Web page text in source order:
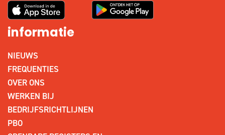
informatie
NIEUWS
FREQUENTIES
OVER ONS
WERKEN BIJ
BEDRIJFSRICHTLIJNEN
PBO